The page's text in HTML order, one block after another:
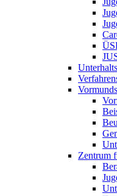
Zentrum